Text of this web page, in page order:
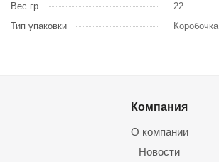
Вес гр.
22
Тип упаковки
Коробочка
Компания
О компании
Новости